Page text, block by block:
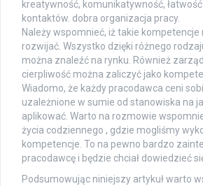
kreatywność, komunikatywność,
kontaktów. dobra organizacja pracy.
Należy wspomnieć, iż takie kompetencje
rozwijać. Wszystko dzięki różnego
można znaleźć na rynku. Również
cierpliwość można zaliczyć jako
Wiadomo, że każdy pracodawca ceni
uzależnione w sumie od stanowiska na
aplikować. Warto na rozmowie
życia codziennego , gdzie mogliśmy
kompetencje. To na pewno bardzo
pracodawcę i będzie chciał dowiedzieć
Podsumowując niniejszy artykuł warto